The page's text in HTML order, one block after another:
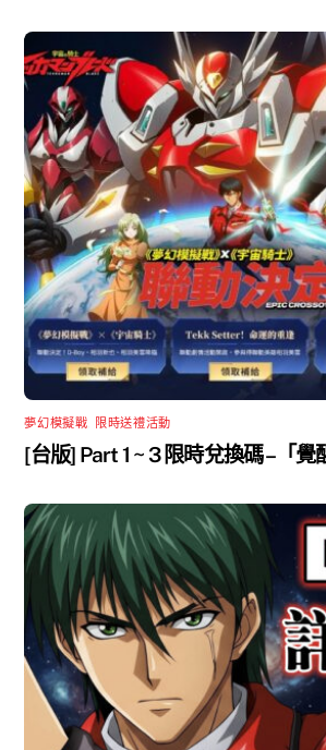
夢幻模擬戰 限時送禮活動
[台版] Part 1 ~ 3 限時兌換碼 –「覺